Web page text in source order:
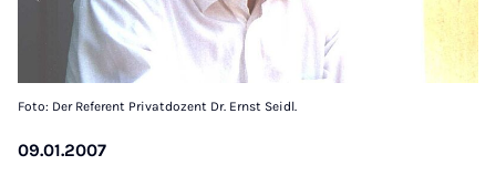
Foto: Der Referent Privatdozent Dr. Ernst Seidl.
09.01.2007